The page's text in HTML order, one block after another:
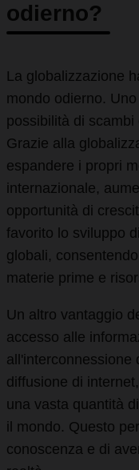
odierno?
La globalizzazione
mondo odierno.
possibilità di
Grazie alla
espandere i propri
internazionale,
opportunità di
favorito lo sviluppo
globali,
materie prime e
Un altro vantaggio
accesso alle
all'interconnessione
diffusione di
una vasta quantità
il mondo. Questo
conoscenza e di